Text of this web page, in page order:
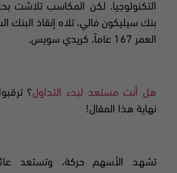
التكنولوجيا. لكن المكاسب تلاشت
بنك سيليكون فالي، تلاه إنقاذ البنك
العمر 167 عاماً، كريدي سويس.
هل أنت مستعد لبدء التداول؟
نهاية هذا المقال!
تشهد الأسهم حركة، وتستعد